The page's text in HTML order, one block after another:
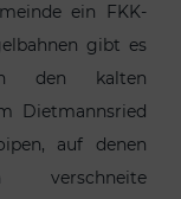
ein FKK-
gibt es
den kalten
Dietmannsried
auf denen
verschneite